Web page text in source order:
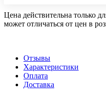
Цена действительна только
может отличаться от цен в
Отзывы
Характеристики
Оплата
Доставка